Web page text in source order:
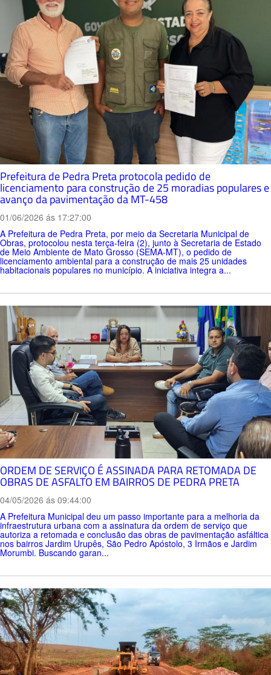
Prefeitura de Pedra Preta protocola pedido de
licenciamento para construção de 25 moradias populares e
avanço da pavimentação da MT-458
01/06/2026 ás 17:27:00
A Prefeitura de Pedra Preta, por meio da Secretaria Municipal de
Obras, protocolou nesta terça-feira (2), junto à Secretaria de Estado
de Meio Ambiente de Mato Grosso (SEMA-MT), o pedido de
licenciamento ambiental para a construção de mais 25 unidades
habitacionais populares no município. A iniciativa integra a...
ORDEM DE SERVIÇO É ASSINADA PARA RETOMADA DE
OBRAS DE ASFALTO EM BAIRROS DE PEDRA PRETA
04/05/2026 ás 09:44:00
A Prefeitura Municipal deu um passo importante para a melhoria da
infraestrutura urbana com a assinatura da ordem de serviço que
autoriza a retomada e conclusão das obras de pavimentação asfáltica
nos bairros Jardim Urupês, São Pedro Apóstolo, 3 Irmãos e Jardim
Morumbi. Buscando garan...